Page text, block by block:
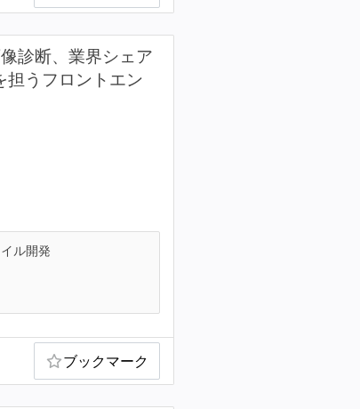
診断、業界シェア
担うフロントエン
ル開発
ブックマーク